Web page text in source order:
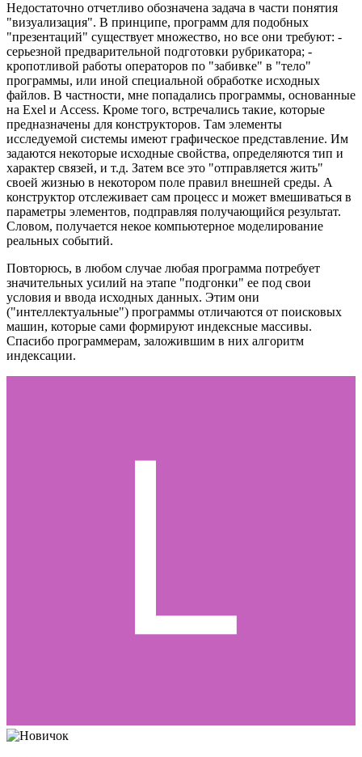
Недостаточно отчетливо обозначена задача в части понятия
"визуализация". В принципе, программ для подобных
"презентаций" существует множество, но все они требуют: -
серьезной предварительной подготовки рубрикатора; -
кропотливой работы операторов по "забивке" в "тело"
программы, или иной специальной обработке исходных
файлов. В частности, мне попадались программы, основанные
на Exel и Access. Кроме того, встречались такие, которые
предназначены для конструкторов. Там элементы
исследуемой системы имеют графическое представление. Им
задаются некоторые исходные свойства, определяются тип и
характер связей, и т.д. Затем все это "отправляется жить"
своей жизнью в некотором поле правил внешней среды. А
конструктор отслеживает сам процесс и может вмешиваться в
параметры элементов, подправляя получающийся результат.
Словом, получается некое компьютерное моделирование
реальных событий.
Повторюсь, в любом случае любая программа потребует
значительных усилий на этапе "подгонки" ее под свои
условия и ввода исходных данных. Этим они
("интеллектуальные") программы отличаются от поисковых
машин, которые сами формируют индексные массивы.
Спасибо программерам, заложившим в них алгоритм
индексации.